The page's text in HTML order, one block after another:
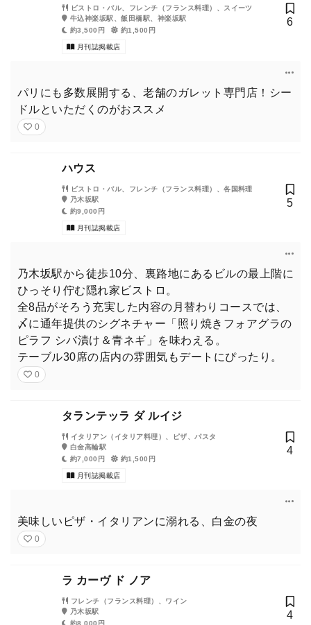
ビストロ・バル、フレンチ（フランス料理）、スイーツ
牛込神楽坂駅、飯田橋駅、神楽坂駅
約3,500円
約1,500円
月刊誌掲載店
6
パリにも多数展開する、老舗のガレット専門店！シー
ドルといただくのがおススメ
0
ハウス
ビストロ・バル、フレンチ（フランス料理）、各国料理
乃木坂駅
約9,000円
月刊誌掲載店
5
乃木坂駅から徒歩10分、裏路地にあるビルの最上階に
ひっそり佇む隠れ家ビストロ。
全8品がそろう充実した内容の月替わりコースでは、
〆に通年提供のシグネチャー「照り焼きフォアグラの
ピラフ シバ漬け＆青ネギ」を味わえる。
テーブル30席の店内の雰囲気もデートにぴったり。
0
タランテッラ ダ ルイジ
イタリアン（イタリア料理）、ピザ、パスタ
白金高輪駅
約7,000円
約1,500円
月刊誌掲載店
4
美味しいピザ・イタリアンに溺れる、白金の夜
0
ラ カーヴ ド ノア
フレンチ（フランス料理）、ワイン
乃木坂駅
約8,000円
4